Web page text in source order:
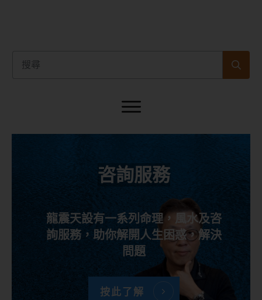
咨詢服務
龍震天設有一系列命理，風水及咨
詢服務，助你解開人生困惑，解決
問題
按此了解